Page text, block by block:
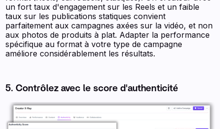
un fort taux d'engagement sur les Reels et un faible
taux sur les publications statiques convient
parfaitement aux campagnes axées sur la vidéo, et non
aux photos de produits à plat. Adapter la performance
spécifique au format à votre type de campagne
améliore considérablement les résultats.
5. Contrôlez avec le score d'authenticité